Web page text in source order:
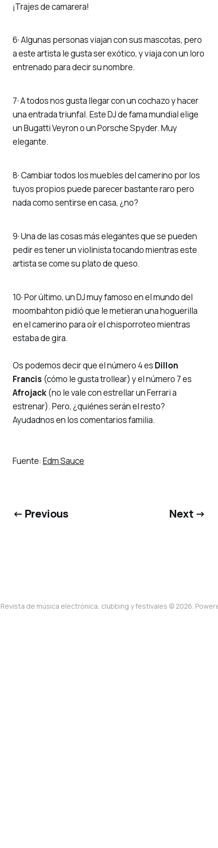
¡Trajes de camarera!
6· Algunas personas viajan con sus mascotas, pero
a este artista le gusta ser exótico, y viaja con un loro
entrenado para decir su nombre.
7· A todos nos gusta llegar con un cochazo y hacer
una entrada triunfal. Este DJ de fama mundial elige
un Bugatti Veyron o un Porsche Spyder. Muy
elegante.
8· Cambiar todos los muebles del camerino por los
tuyos propios puede parecer bastante raro pero
nada como sentirse en casa, ¿no?
9· Una de las cosas más elegantes que se pueden
pedir es tener un violinista tocando mientras este
artista se come su plato de queso.
10· Por último, un DJ muy famoso en el mundo del
moombahton pidió que le metieran una hoguerilla
en el camerino para oír el chisporroteo mientras
estaba de gira.
Os podemos decir que el número 4 es Dillon
Francis(cómo le gustatrollear) y el número 7 es
Afrojack(no le vale con estrellar un Ferrari a
estrenar). Pero, ¿quiénes serán el resto?
Ayudadnos en los comentariosfamilia.
Fuente: Edm Sauce
← Previous Next →
de música electrónica, clubbing y festivales © 2026.